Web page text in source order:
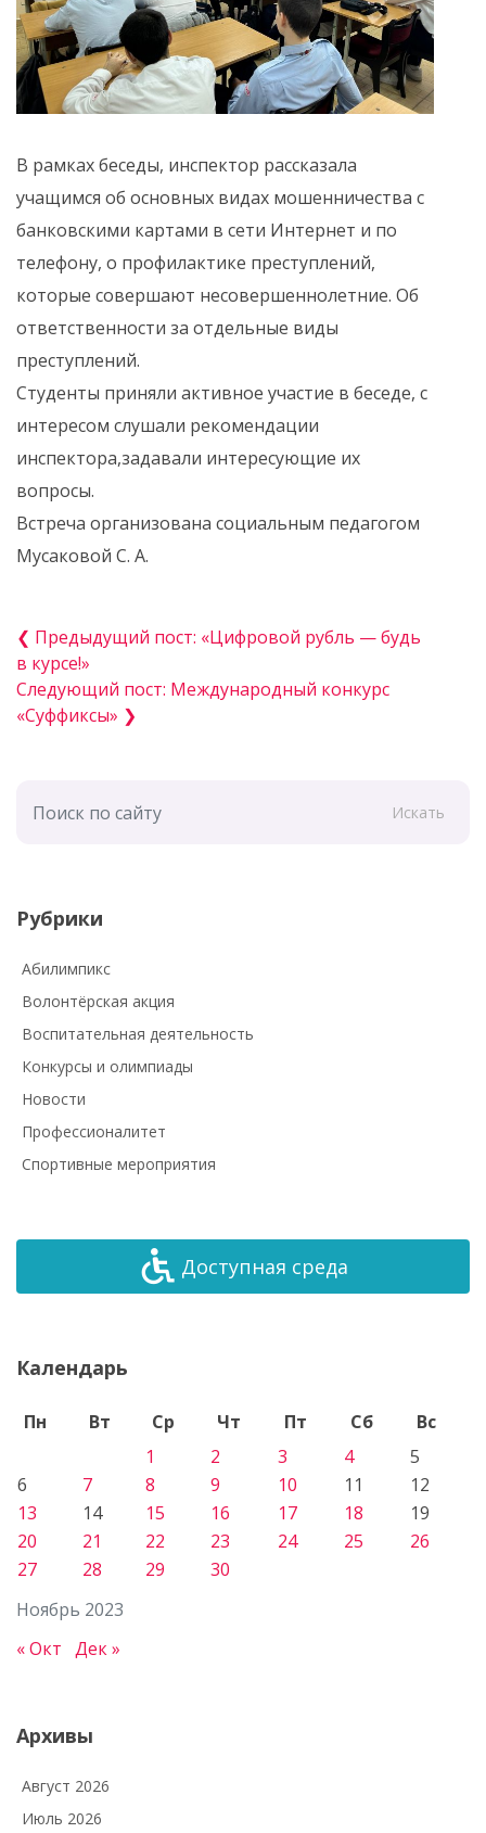
В рамках беседы, инспектор рассказала
учащимся об основных видах мошенничества с
банковскими картами в сети Интернет и по
телефону, о профилактике преступлений,
которые совершают несовершеннолетние. Об
ответственности за отдельные виды
преступлений.
Студенты приняли активное участие в беседе, с
интересом слушали рекомендации
инспектора,задавали интересующие их
вопросы.
Встреча организована социальным педагогом
Мусаковой С. А.
❮ Предыдущий пост: «Цифровой рубль — будь
в курсе!»
Следующий пост: Международный конкурс
«Суффиксы» ❯
Искать
Рубрики
Абилимпикс
Волонтёрская акция
Воспитательная деятельность
Конкурсы и олимпиады
Новости
Профессионалитет
Спортивные мероприятия
Доступная среда
Календарь
Ноябрь 2023
Пн Вт Ср Чт Пт Сб
Вс
1
2 3 4
5
6
7 8 9 10 11
12
13
14 15 16 17 18
19
20
21 22 23 24 25
26
27
28 29 30
« Окт Дек »
Архивы
Август 2026
Июль 2026